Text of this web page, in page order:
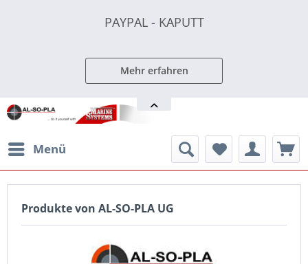
PAYPAL - KAPUTT
Mehr erfahren
Menü
Produkte von AL-SO-PLA UG